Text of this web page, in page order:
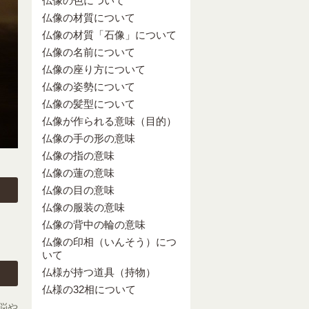
仏像の材質について
仏像の材質「石像」について
仏像の名前について
仏像の座り方について
仏像の姿勢について
仏像の髪型について
仏像が作られる意味（目的）
仏像の手の形の意味
仏像の指の意味
仏像の蓮の意味
仏像の目の意味
仏像の服装の意味
仏像の背中の輪の意味
仏像の印相（いんそう）につ
いて
仏様が持つ道具（持物）
仏様の32相について